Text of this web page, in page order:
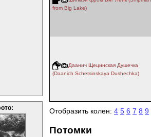
from Big Lake)
Даанич Щецинская Душечка
(Daanich Schetsinskaya Dushechka)
Отобразить колен: 4 5 6 7 8 9
Потомки